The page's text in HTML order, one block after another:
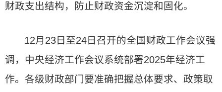
财政支出结构，防止财政资金沉淀和固化。
12月23日至24日召开的全国财政工作会议强
调，中央经济工作会议系统部署2025年经济工
作。各级财政部门要准确把握总体要求、政策取